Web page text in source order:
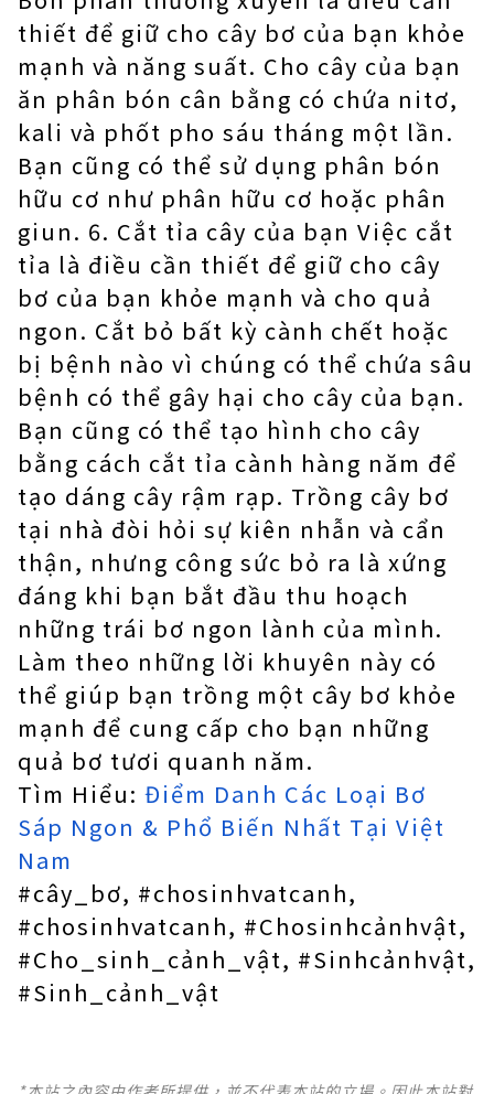
thiết để giữ cho cây bơ của bạn khỏe
mạnh và năng suất. Cho cây của bạn
ăn phân bón cân bằng có chứa nitơ,
kali và phốt pho sáu tháng một lần.
Bạn cũng có thể sử dụng phân bón
hữu cơ như phân hữu cơ hoặc phân
giun. 6. Cắt tỉa cây của bạn Việc cắt
tỉa là điều cần thiết để giữ cho cây
bơ của bạn khỏe mạnh và cho quả
ngon. Cắt bỏ bất kỳ cành chết hoặc
bị bệnh nào vì chúng có thể chứa sâu
bệnh có thể gây hại cho cây của bạn.
Bạn cũng có thể tạo hình cho cây
bằng cách cắt tỉa cành hàng năm để
tạo dáng cây rậm rạp. Trồng cây bơ
tại nhà đòi hỏi sự kiên nhẫn và cẩn
thận, nhưng công sức bỏ ra là xứng
đáng khi bạn bắt đầu thu hoạch
những trái bơ ngon lành của mình.
Làm theo những lời khuyên này có
thể giúp bạn trồng một cây bơ khỏe
mạnh để cung cấp cho bạn những
quả bơ tươi quanh năm.
Tìm Hiểu: Điểm Danh Các Loại Bơ
Sáp Ngon & Phổ Biến Nhất Tại Việt
Nam
#cây_bơ, #chosinhvatcanh,
#chosinhvatcanh, #Chosinhcảnhvật,
#Cho_sinh_cảnh_vật, #Sinhcảnhvật,
#Sinh_cảnh_vật